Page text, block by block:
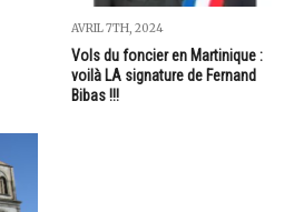
AVRIL 7TH, 2024
Vols du foncier en Martinique :
voilà LA signature de Fernand
Bibas !!!